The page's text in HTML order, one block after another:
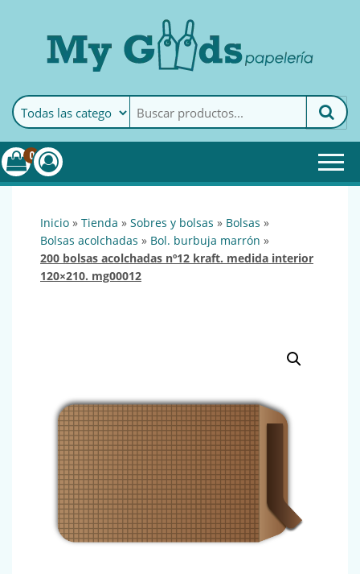
MyGoods · PapeleríaMy Goods es tu papelería
online de confianza. Podrás
encontrar todo lo necesario
0
inicio » tienda » sobres y bolsas » bolsas »
bolsas acolchadas » bol. burbuja marrón »
200 bolsas acolchadas nº12 kraft. medida interior
120×210. mg00012